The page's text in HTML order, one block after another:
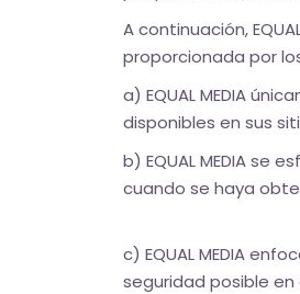
A continuación,
proporcionada por
a) EQUAL MEDIA
disponibles en sus
b) EQUAL MEDIA
cuando se haya
c) EQUAL MEDIA
seguridad posible